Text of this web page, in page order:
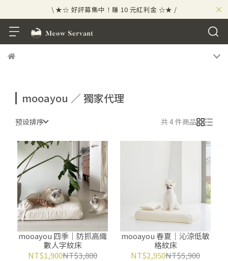
×
\ ★☆ 好評募集中！賺 10 元紅利金 ☆★ /
⟡⣠𝘄𝗲𝗹𝗰𝗼𝗺𝗲 ⁘ 新會員贈 50 元紅利金
\ ★☆ 好評募集中！賺 10 元紅利金 ☆★ /
mooayou ／ 獨家代理
预设排序 共 4 件商品
mooayou 四季｜防抓高織
數人字紋床
NT$1,900NT$3,800
mooayou 春夏｜沁涼低敏
格紋床
NT$2,950NT$5,900